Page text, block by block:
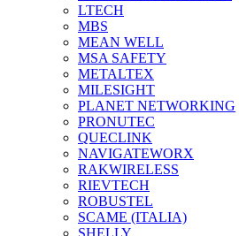
LTECH
MBS
MEAN WELL
MSA SAFETY
METALTEX
MILESIGHT
PLANET NETWORKING
PRONUTEC
QUECLINK
NAVIGATEWORX
RAKWIRELESS
RIEVTECH
ROBUSTEL
SCAME (ITALIA)
SHELLY